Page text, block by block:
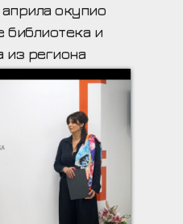
априла окупио
библиотека и
из региона